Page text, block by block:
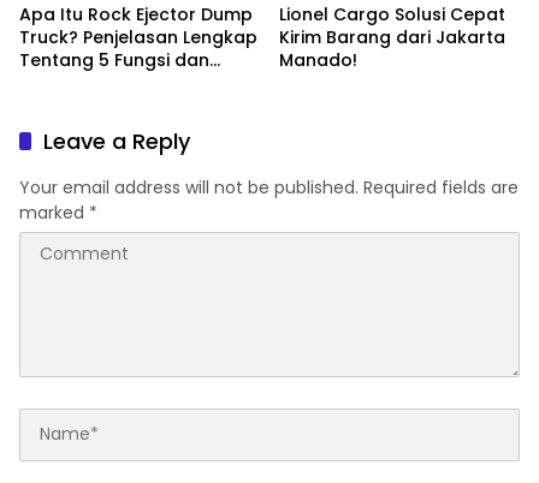
Apa Itu Rock Ejector Dump
Truck? Penjelasan Lengkap
Tentang 5 Fungsi dan
Lionel Cargo Solusi Cepat
Kirim Barang dari Jakarta
Manado!
Leave a Reply
Your email address will not be published. Required fields are
marked *